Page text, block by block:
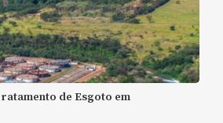
de Esgoto em